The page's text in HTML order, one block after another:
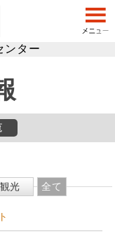
ンター
観光 全て